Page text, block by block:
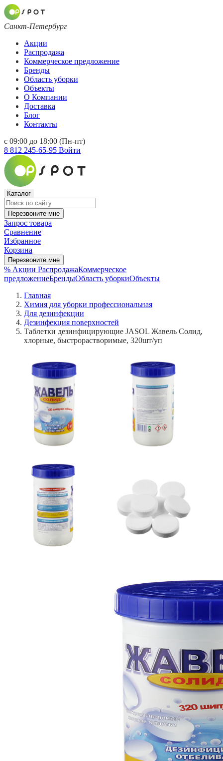
Санкт-Петербург
Акции
Распродажа
Коммерческое предложение
Бренды
Область уборки
Объекты
О Компании
Доставка
Блог
Контакты
с 09:00 до 18:00 (Пн-пт)
8 812 245-65-95 Войти
Каталог
Перезвоните мне
Запрос товара
Сравнение
Избранное
Корзина
Перезвоните мне
% Акции РаспродажаКоммерческое
предложениеБрендыОбласть уборкиОбъекты
Главная
Химия для уборки профессиональная
Для дезинфекции
Дезинфекция поверхностей
Таблетки дезинфицирующие JASOL Жавель Солид,
хлорные, быстрорастворимые, 320шт/уп